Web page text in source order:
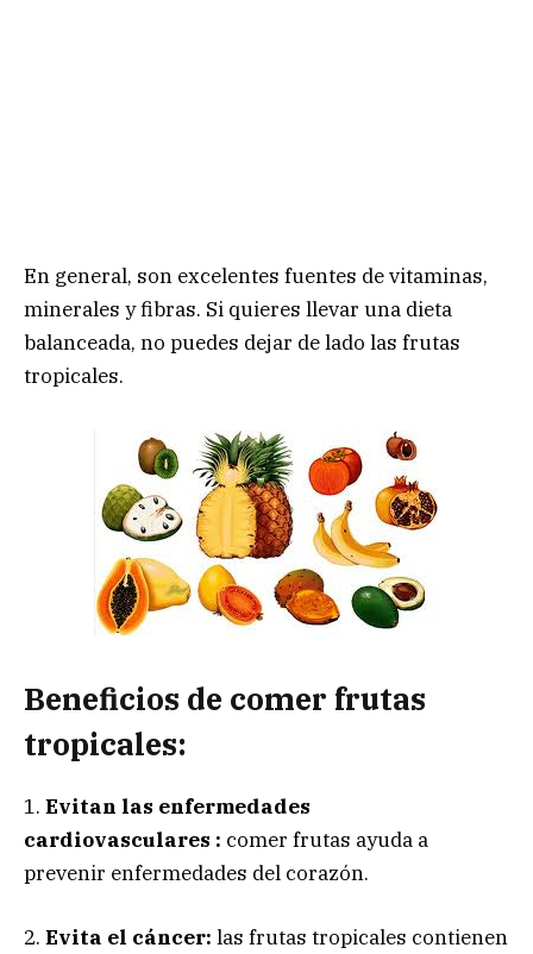
En general, son excelentes fuentes de vitaminas,
minerales y fibras. Si quieres llevar una dieta
balanceada, no puedes dejar de lado las frutas
tropicales.
Beneficios de comer frutas
tropicales:
1. Evitan las enfermedades
cardiovasculares : comer frutas ayuda a
prevenir enfermedades del corazón.
2. Evita el cáncer: las frutas tropicales contienen